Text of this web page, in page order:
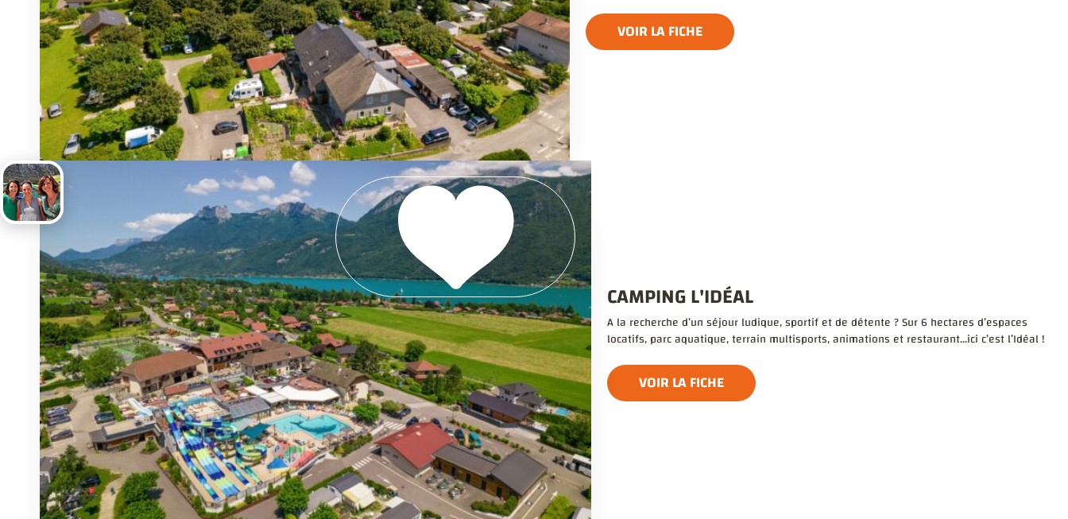
VOIR LA FICHE
CAMPING L'IDÉAL
A la recherche d’un séjour ludique, sportif et de détente ? Sur 6 hectares d’espaces
locatifs, parc aquatique, terrain multisports, animations et restaurant...ici c’est l’Idéal !
VOIR LA FICHE